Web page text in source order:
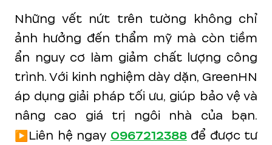
Những vết nứt trên tường không chỉ
ảnh hưởng đến thẩm mỹ mà còn tiềm
ẩn nguy cơ làm giảm chất lượng công
trình. Với kinh nghiệm dày dặn, GreenHN
áp dụng giải pháp tối ưu, giúp bảo vệ và
nâng cao giá trị ngôi nhà của bạn.
▶️Liên hệ ngay0967212388 để được tư